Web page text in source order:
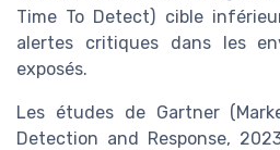
Time To Detect) cible
alertes critiques dans les
exposés.
Les études de Gartner
Detection and Response,